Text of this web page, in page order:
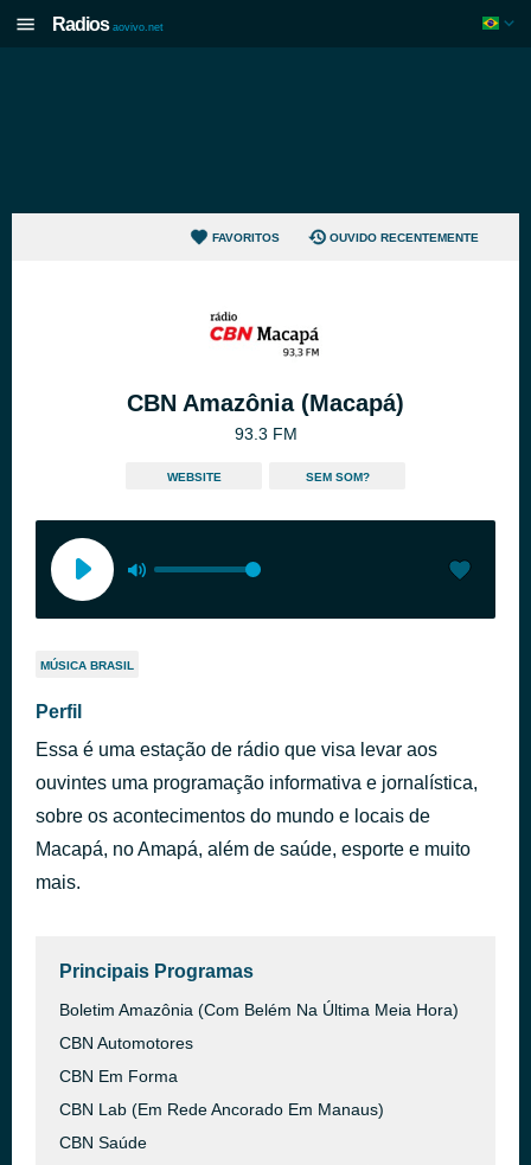
Radios aovivo.net
FAVORITOS OUVIDO RECENTEMENTE
CBN Amazônia (Macapá)
93.3 FM
WEBSITE SEM SOM?
MÚSICA BRASIL
Perfil
Essa é uma estação de rádio que visa levar aos
ouvintes uma programação informativa e jornalística,
sobre os acontecimentos do mundo e locais de
Macapá, no Amapá, além de saúde, esporte e muito
mais.
Principais Programas
Boletim Amazônia (Com Belém Na Última Meia Hora)
CBN Automotores
CBN Em Forma
CBN Lab (Em Rede Ancorado Em Manaus)
CBN Saúde